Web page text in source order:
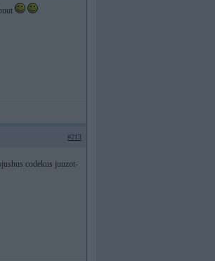
#213
codekus juuzot-